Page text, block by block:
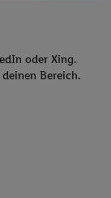
oder Xing.
Bereich.